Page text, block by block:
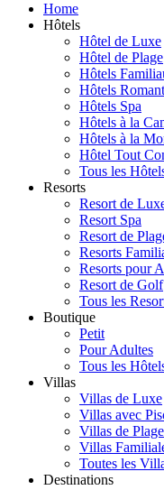
Home
Hôtels
Hôtel de Luxe
Hôtel de Plage
Hôtels
Hôtels
Hôtels Spa
Hôtels à la
Hôtels à la
Hôtel Tout
Tous les
Resorts
Resort de
Resort Spa
Resort de
Resorts
Resorts pour
Resort de Golf
Tous les
Boutique
Petit
Pour Adultes
Tous les
Villas
Villas de Luxe
Villas avec
Villas de Plage
Villas
Toutes les
Destinations